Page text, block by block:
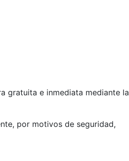
gratuita e inmediata mediante la
por motivos de seguridad,